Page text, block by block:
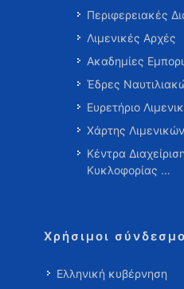
Περιφερειακές
Λιμενικές Αρχές
Ακαδημίες
Έδρες
Ευρετήριο
Χάρτης
Κέντρα
Κυκλοφορίας …
Χρήσιμοι
Ελληνική κυβέρνηση